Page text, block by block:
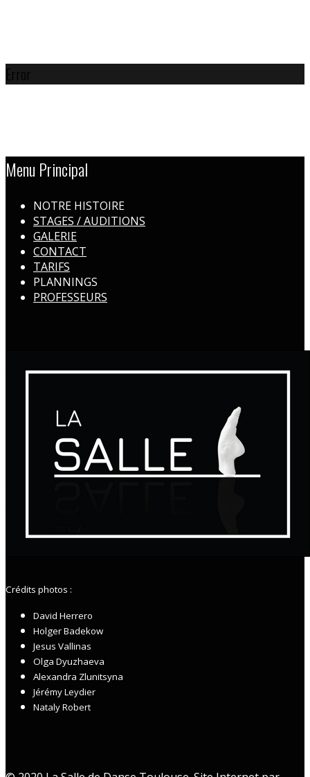
Error
Menu Principal
NOTRE HISTOIRE
STAGES / AUDITIONS
GALERIE
CONTACT
TARIFS
PLANNINGS
PROFESSEURS
Crédits photos :
David Herrero
Holger Badekow
Jesus Vallinas
Olga Dyuzhaeva
Alexandra Zlunitsyna
Jérémy Leydier
Nataly Robert